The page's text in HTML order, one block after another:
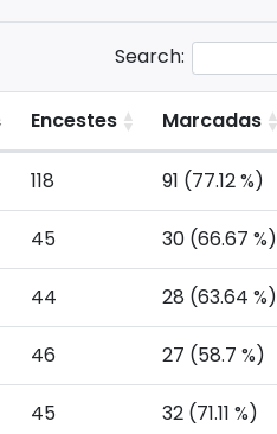
Search:
Encestes Marcadas
118 91 (77.12 %)
45 30 (66.67 %)
44 28 (63.64 %)
46 27 (58.7 %)
45 32 (71.11 %)